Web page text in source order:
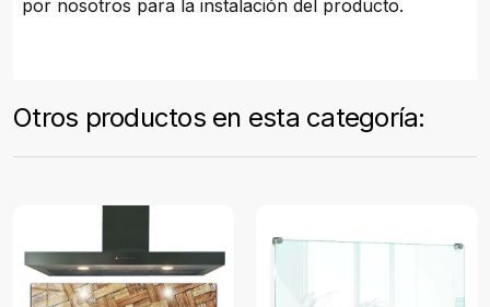
por nosotros para la instalación del producto.
Otros productos en esta categoría: